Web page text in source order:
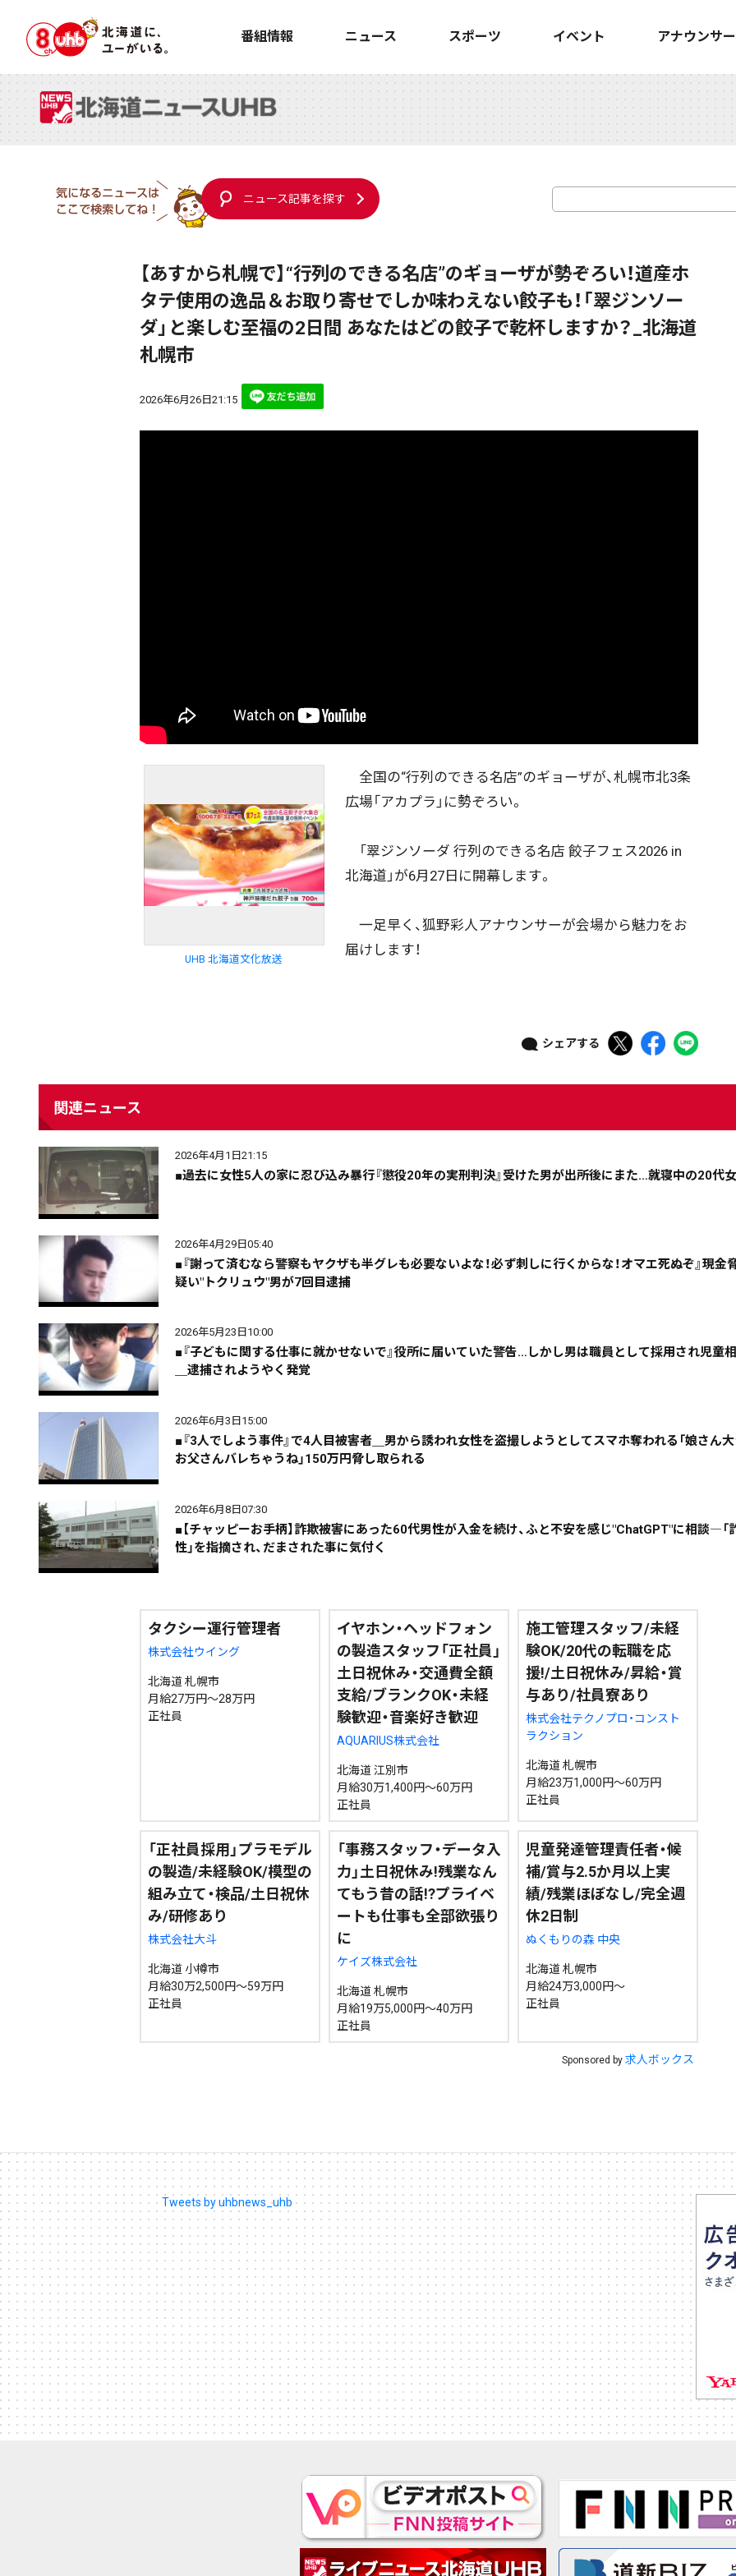
番組情報 ニュース スポーツ イベント アナウンサー
ニュース記事を探す
【あすから札幌で】“行列のできる名店”のギョーザが勢ぞろい！道産ホ
タテ使用の逸品＆お取り寄せでしか味わえない餃子も！「翠ジンソー
ダ」と楽しむ至福の2日間 あなたはどの餃子で乾杯しますか？_北海道
札幌市
2026年6月26日21:15
UHB 北海道文化放送
全国の“行列のできる名店”のギョーザが、札幌市北3条
広場「アカプラ」に勢ぞろい。
「翠ジンソーダ 行列のできる名店 餃子フェス2026 in
北海道」が6月27日に開幕します。
一足早く、狐野彩人アナウンサーが会場から魅力をお
届けします！
シェアする
関連ニュース
2026年4月1日21:15
■過去に女性5人の家に忍び込み暴行『懲役20年の実刑判決』受けた男が出所後にまた…就寝中の20代
2026年4月29日05:40
■『謝って済むなら警察もヤクザも半グレも必要ないよな！必ず刺しに行くからな！オマエ死ぬぞ』現金
疑い"トクリュウ"男が7回目逮捕
2026年5月23日10:00
■『子どもに関する仕事に就かせないで』役所に届いていた警告…しかし男は職員として採用され児童
＿逮捕されようやく発覚
2026年6月3日15:00
■『3人でしよう事件』で4人目被害者＿男から誘われ女性を盗撮しようとしてスマホ奪われる「娘さん大
お父さんバレちゃうね」150万円脅し取られる
2026年6月8日07:30
■【チャッピーお手柄】詐欺被害にあった60代男性が入金を続け、ふと不安を感じ"ChatGPT"に相談―「
性」を指摘され、だまされた事に気付く
タクシー運行管理者
株式会社ウイング
北海道 札幌市
月給27万円～28万円
正社員
イヤホン・ヘッドフォン
の製造スタッフ「正社員」
土日祝休み・交通費全額
支給/ブランクOK・未経
験歓迎・音楽好き歓迎
AQUARIUS株式会社
北海道 江別市
月給30万1,400円～60万円
正社員
施工管理スタッフ/未経
験OK/20代の転職を応
援!/土日祝休み/昇給・賞
与あり/社員寮あり
株式会社テクノプロ・コンスト
ラクション
北海道 札幌市
月給23万1,000円～60万円
正社員
「正社員採用」プラモデル
の製造/未経験OK/模型の
組み立て・検品/土日祝休
み/研修あり
株式会社大斗
北海道 小樽市
月給30万2,500円～59万円
正社員
「事務スタッフ・データ入
力」土日祝休み!残業なん
てもう昔の話!?プライベ
ートも仕事も全部欲張り
に
ケイズ株式会社
北海道 札幌市
月給19万5,000円～40万円
正社員
児童発達管理責任者・候
補/賞与2.5か月以上実
績/残業ほぼなし/完全週
休2日制
ぬくもりの森 中央
北海道 札幌市
月給24万3,000円～
正社員
Sponsored by 求人ボックス
Tweets by uhbnews_uhb
配信日 きのう 08月07日 08月06日 08月05日 08月04日 08月03日
カテゴリ 事件・事故
エリア
期間を絞る
検索